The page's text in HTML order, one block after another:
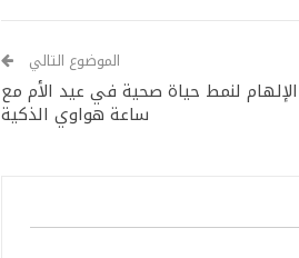
الموضوع التالي
لنمط حياة صحية في عيد الأم مع
ساعة هواوي الذكية